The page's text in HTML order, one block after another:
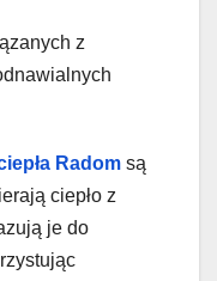
z
Radom są
ciepło z
je do